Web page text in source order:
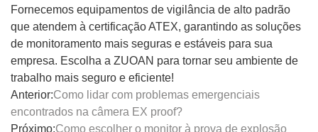
Fornecemos equipamentos de vigilância de alto padrão
que atendem à certificação ATEX, garantindo as soluções
de monitoramento mais seguras e estáveis ​​para sua
empresa. Escolha a ZUOAN para tornar seu ambiente de
trabalho mais seguro e eficiente!
Anterior:Como lidar com problemas emergenciais
encontrados na câmera EX proof?
Próximo:Como escolher o monitor à prova de explosão